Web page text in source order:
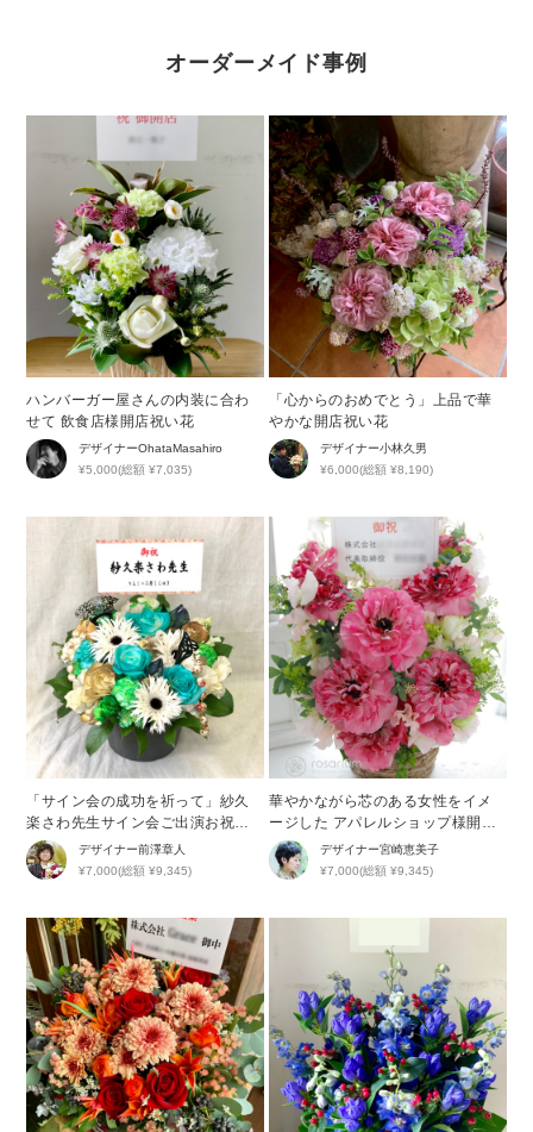
オーダーメイド事例
ハンバーガー屋さんの内装に合わ
せて 飲食店様開店祝い花
デザイナーOhataMasahiro
¥5,000(総額 ¥7,035)
「心からのおめでとう」上品で華
やかな開店祝い花
デザイナー小林久男
¥6,000(総額 ¥8,190)
「サイン会の成功を祈って」紗久
楽さわ先生サイン会ご出演お祝い
花
デザイナー前澤章人
¥7,000(総額 ¥9,345)
華やかながら芯のある女性をイメ
ージした アパレルショップ様開店
祝い花
デザイナー宮崎恵美子
¥7,000(総額 ¥9,345)